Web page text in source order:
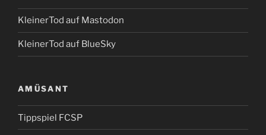
KleinerTod auf Mastodon
KleinerTod auf BlueSky
AMÜSANT
Tippspiel FCSP